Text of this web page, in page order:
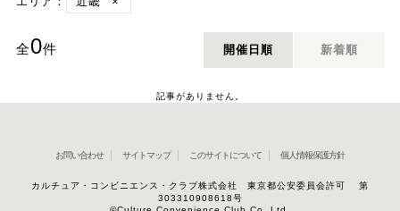
全0件 開催日順 新着順
記事がありません。
お問い合わせ サイトマップ このサイトについて 個人情報保護方針
カルチュア・コンビニエンス・クラブ株式会社 東京都公安委員会許可 第
303310908618号